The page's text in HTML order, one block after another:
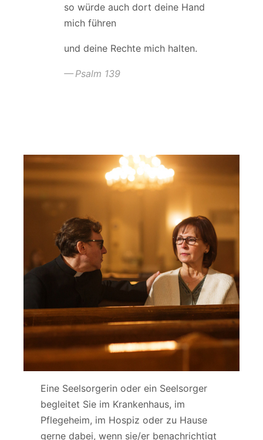
so würde auch dort deine Hand
mich führen
und deine Rechte mich halten.
Psalm 139
Eine Seelsorgerin oder ein Seelsorger
begleitet Sie im Krankenhaus, im
Pflegeheim, im Hospiz oder zu Hause
gerne dabei, wenn sie/er benachrichtigt